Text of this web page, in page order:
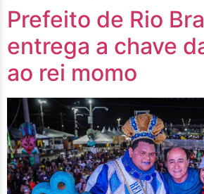
Prefeito de Rio
entrega a chave
ao rei momo